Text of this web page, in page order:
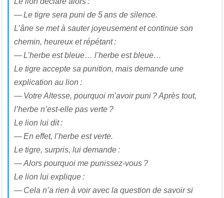
— Le tigre sera puni de 5 ans de silence.
L’âne se met à sauter joyeusement et continue son
chemin, heureux et répétant :
— L’herbe est bleue… l’herbe est bleue…
Le tigre accepte sa punition, mais demande une
explication au lion :
— Votre Altesse, pourquoi m’avoir puni ? Après tout,
l’herbe n’est-elle pas verte ?
Le lion lui dit :
— En effet, l’herbe est verte.
Le tigre, surpris, lui demande :
— Alors pourquoi me punissez-vous ?
Le lion lui explique :
— Cela n’a rien à voir avec la question de savoir si